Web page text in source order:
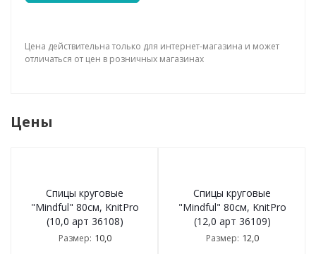
Цена действительна только для интернет-магазина и может
отличаться от цен в розничных магазинах
Цены
Спицы круговые
"Mindful" 80см, KnitPro
(10,0 арт 36108)
Размер: 10,0
Спицы круговые
"Mindful" 80см, KnitPro
(12,0 арт 36109)
Размер: 12,0